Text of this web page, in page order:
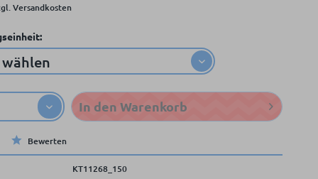
Versandkosten
In den Warenkorb
Bewerten
KT11268_150